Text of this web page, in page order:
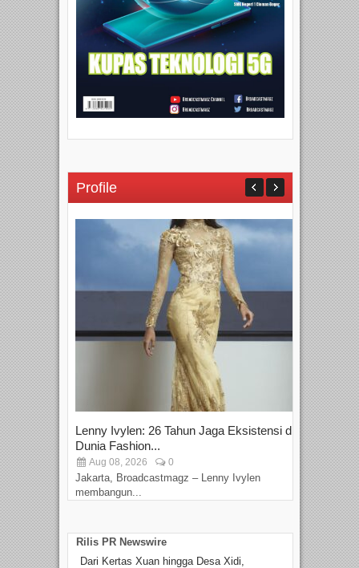
Profile
Lenny Ivylen: 26 Tahun Jaga Eksistensi di
Dunia Fashion...
Aug 08, 2026 0
Jakarta, Broadcastmagz – Lenny Ivylen
membangun...
Rilis PR Newswire
Dari Kertas Xuan hingga Desa Xidi,